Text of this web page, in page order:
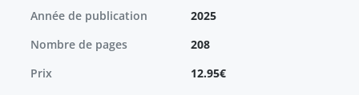
Année de publication
2025
Nombre de pages
208
Prix
12.95€